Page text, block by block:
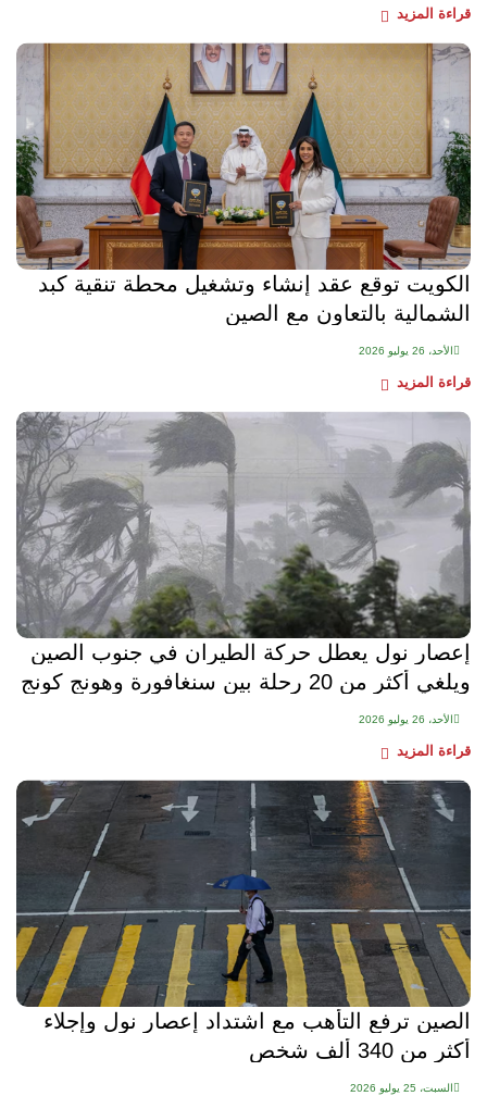
قراءة المزيد
الكويت توقع عقد إنشاء وتشغيل محطة تنقية كبد
الشمالية بالتعاون مع الصين
الأحد، 26 يوليو 2026
قراءة المزيد
إعصار نول يعطل حركة الطيران في جنوب الصين
ويلغي أكثر من 20 رحلة بين سنغافورة وهونج كونج
الأحد، 26 يوليو 2026
قراءة المزيد
الصين ترفع التأهب مع اشتداد إعصار نول وإجلاء
أكثر من 340 ألف شخص
السبت، 25 يوليو 2026